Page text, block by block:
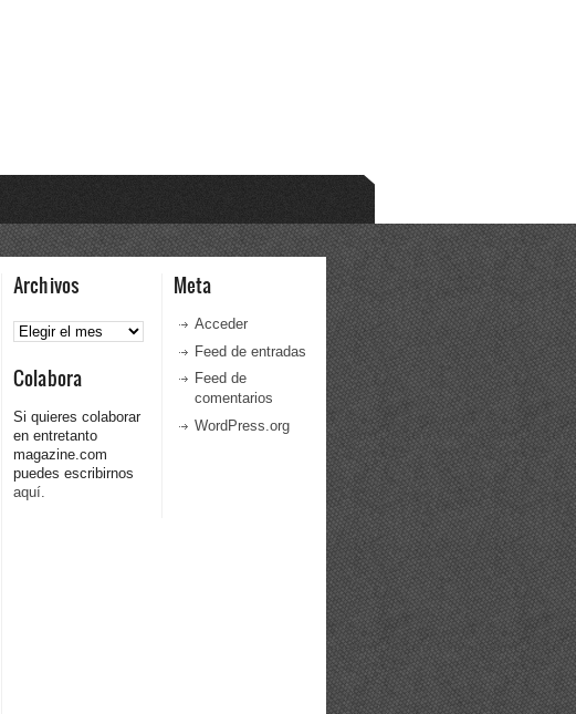
Archivos
Archivos
Colabora
Si quieres colaborar
en entretanto
magazine.com
puedes escribirnos
aquí.
Meta
Acceder
Feed de entradas
Feed de
comentarios
WordPress.org